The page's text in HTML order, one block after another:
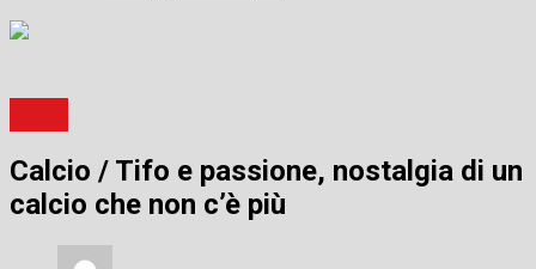
Calcio / Tifo e passione, nostalgia di un
calcio che non c’è più